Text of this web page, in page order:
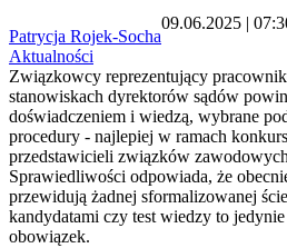
Patrycja Rojek-Socha
09.06.2025 |
Aktualności
Związkowcy reprezentujący
stanowiskach dyrektorów sądów
doświadczeniem i wiedzą, wybrane
procedury - najlepiej w ramach
przedstawicieli związków
Sprawiedliwości odpowiada, że
przewidują żadnej sformalizowanej
kandydatami czy test wiedzy to
obowiązek.